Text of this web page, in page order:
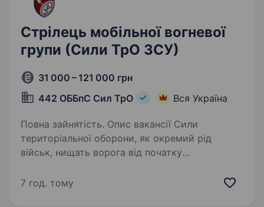
Стрілець мобільної вогневої
групи (Сили ТрО ЗСУ)
31 000 – 121 000 грн
442 ОББпС Сил ТрО
Вся Україна
Повна зайнятість. Опис вакансії Сили
територіальної оборони, як окремий рід
військ, нищать ворога від початку
в кожній бригаді та батальйоні ТрО існують
7 год. тому